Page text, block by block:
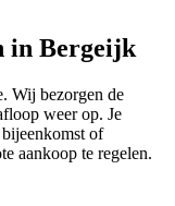
in Bergeijk
Wij bezorgen de
weer op. Je
of
aankoop te regelen.